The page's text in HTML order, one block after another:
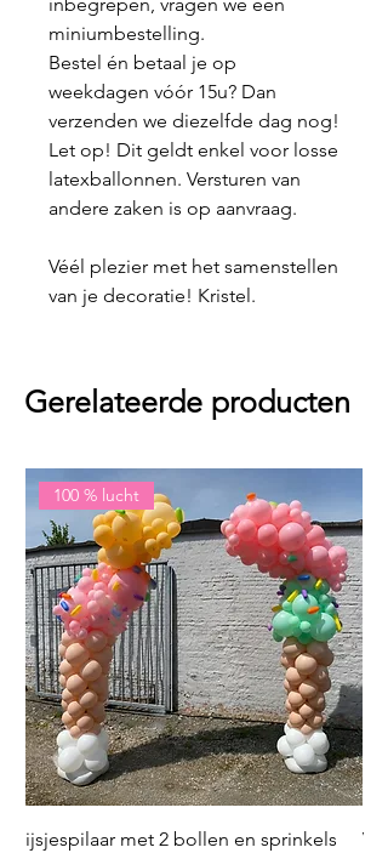
miniumbestelling.
Bestel én betaal je op
weekdagen vóór 15u? Dan
verzenden we diezelfde dag nog!
Let op! Dit geldt enkel voor losse
latexballonnen. Versturen van
andere zaken is op aanvraag.
Véél plezier met het samenstellen
van je decoratie! Kristel.
Gerelateerde producten
100 % lucht
ijsjespilaar met 2 bollen en sprinkels